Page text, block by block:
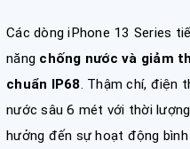
Các dòng iPhone 13 Series
năng chống nước và giảm
chuẩn IP68. Thậm chí, điện
nước sâu 6 mét với thời
hưởng đến sự hoạt động